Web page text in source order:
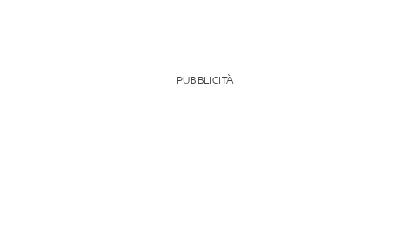
PUBBLICITÀ